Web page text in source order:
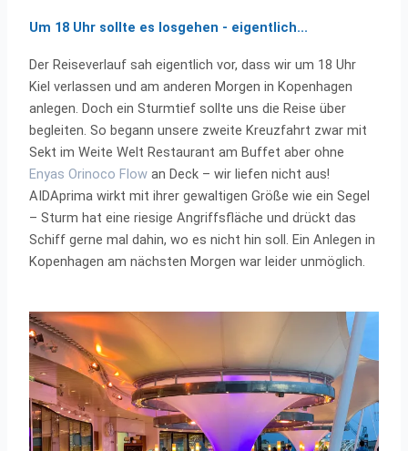
Um 18 Uhr sollte es losgehen - eigentlich...
Der Reiseverlauf sah eigentlich vor, dass wir um 18 Uhr
Kiel verlassen und am anderen Morgen in Kopenhagen
anlegen. Doch ein Sturmtief sollte uns die Reise über
begleiten. So begann unsere zweite Kreuzfahrt zwar mit
Sekt im Weite Welt Restaurant am Buffet aber ohne
Enyas Orinoco Flow an Deck – wir liefen nicht aus!
AIDAprima wirkt mit ihrer gewaltigen Größe wie ein Segel
– Sturm hat eine riesige Angriffsfläche und drückt das
Schiff gerne mal dahin, wo es nicht hin soll. Ein Anlegen in
Kopenhagen am nächsten Morgen war leider unmöglich.